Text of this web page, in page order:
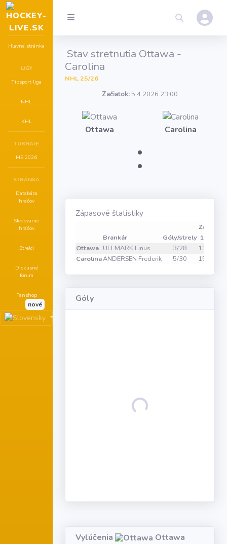
Hlavná stránka
LIGY
Tipsport liga
NHL
KHL
TURNAJE
MS 2026
STRÁNKA
Databáza
hráčov
Sledovanie
hráčov
Strelci
Diskusné
fórum
Fanshop
nové
Stav stretnutia Ottawa -
Carolina
NHL 25/26
Začiatok: 5.4.2026 23:00
Ottawa
:
Carolina
Zápasové štatistiky
Zákroky
Brankár
Góly/strely 1
Ottawa ULLMARK Linus 3/28 13
CarolinaANDERSEN Frederik 5/30 15
Góly
Loading...
Vylúčenia Ottawa